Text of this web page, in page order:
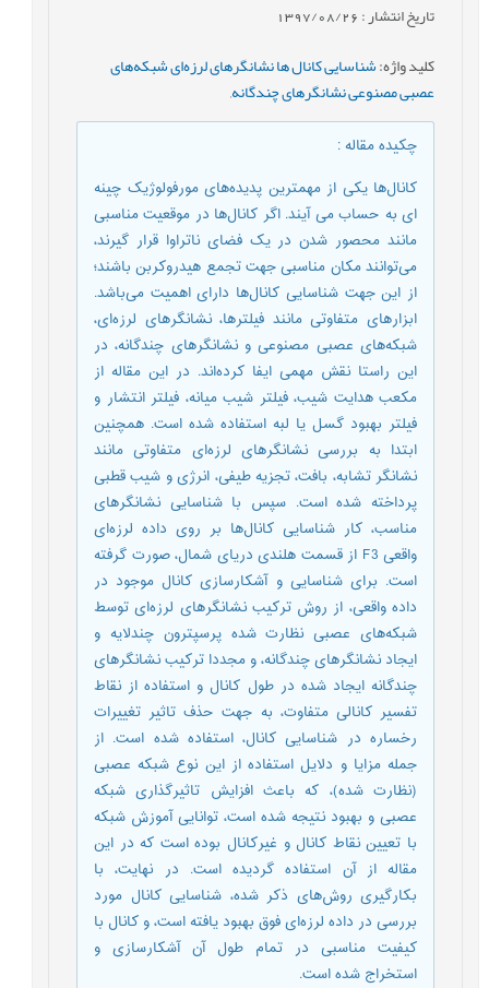
تاریخ انتشار : 1397/08/26
کلید واژه:شناسایی کانال ها نشانگرهای لرزه‌ای شبکه‌های
عصبی مصنوعی نشانگرهای چندگانه,
چکیده مقاله:
کانال‌ها یکی از مهمترین پدیده‌های مورفولوژیک چینه
ای به حساب می آیند. اگر کانال‌ها در موقعیت مناسبی
مانند محصور شدن در یک فضای ناتراوا قرار گیرند،
می‌توانند مکان مناسبی جهت تجمع هیدروکربن باشند؛
از این جهت شناسایی کانال‌ها دارای اهمیت می‌باشد.
ابزارهای متفاوتی مانند فیلترها، نشانگرهای لرزه‌ای،
شبکه‌های عصبی مصنوعی و نشانگرهای چندگانه، در
این راستا نقش مهمی ایفا کرده‌اند. در این مقاله از
مکعب هدایت شیب، فیلتر شیب میانه، فیلتر انتشار و
فیلتر بهبود گسل یا لبه استفاده شده است. همچنین
ابتدا به بررسی نشانگرهای لرزه‌ای متفاوتی مانند
نشانگر تشابه، بافت، تجزیه طیفی، انرژی و شیب قطبی
پرداخته شده است. سپس با شناسایی نشانگرهای
مناسب، کار شناسایی کانال‌ها بر روی داده لرزه‌ای
واقعی F3 از قسمت هلندی دریای شمال، صورت گرفته
است. برای شناسایی و آشکارسازی کانال موجود در
داده واقعی، از روش ترکیب نشانگرهای لرزه‌ای توسط
شبکه‌های عصبی نظارت شده پرسپترون چندلایه و
ایجاد نشانگرهای چندگانه، و مجددا ترکیب نشانگرهای
چندگانه ایجاد شده در طول کانال و استفاده از نقاط
تفسیر کانالی متفاوت، به جهت حذف تاثیر تغییرات
رخساره در شناسایی کانال، استفاده شده است. از
جمله مزایا و دلایل استفاده از این نوع شبکه عصبی
(نظارت شده)، که باعث افزایش تاثیرگذاری شبکه
عصبی و بهبود نتیجه شده است، توانایی آموزش شبکه
با تعیین نقاط کانال و غیرکانال بوده است که در این
مقاله از آن استفاده گردیده است. در نهایت، با
بکارگیری روش‌های ذکر شده، شناسایی کانال مورد
بررسی در داده لرزه‌ای فوق بهبود یافته است، و کانال با
کیفیت مناسبی در تمام طول آن آشکارسازی و
استخراج شده است.